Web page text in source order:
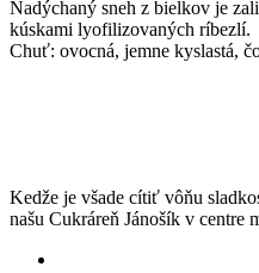
Nadýchaný sneh z bielkov je
kúskami lyofilizovaných ríbezlí.
Chuť: ovocná, jemne kyslastá,
Kedže je všade cítiť vôňu
našu Cukráreň Jánošík v centre